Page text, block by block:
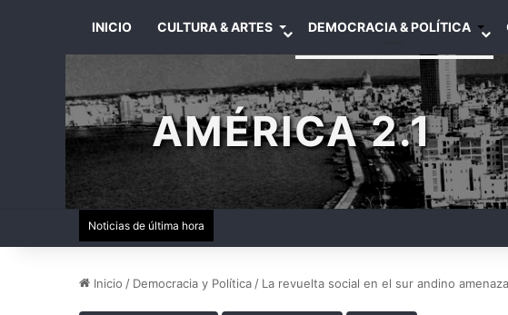
INICIO CULTURA & ARTES DEMOCRACIA & POLÍTICA
AMÉRICA 2.1
Noticias de última hora
Inicio / Democracia y Política / La revuelta social en el sur andino